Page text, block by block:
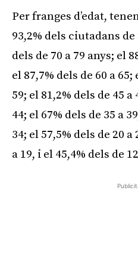
Per franges d’edat,
93,2% dels ciutadans de
dels de 70 a 79 anys; el
el 87,7% dels de 60 a 65;
59; el 81,2% dels de 45 a
44; el 67% dels de 35 a
34; el 57,5% dels de 20 a
a 19, i el 45,4% dels de